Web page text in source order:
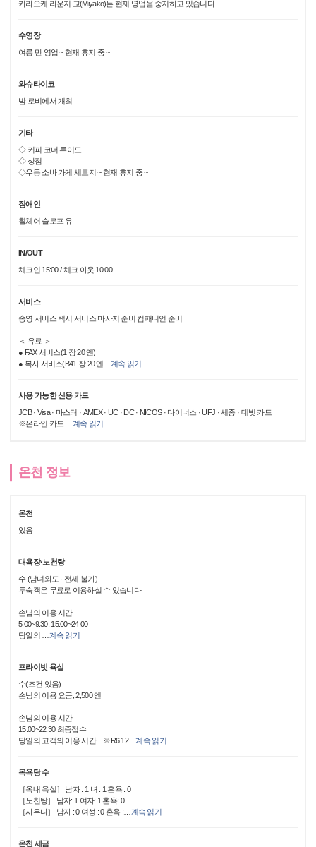
카라오케 라운지 교(Miyako)는 현재 영업을 중지하고 있습니다.
수영장
여름 만 영업 ~ 현재 휴지 중 ~
와슈타이코
밤 로비에서 개최
기타
◇ 커피 코너 루이도
◇ 상점
◇우동 소바 가게 세토지 ~ 현재 휴지 중 ~
장애인
휠체어 슬로프 유
IN/OUT
체크인 15:00 / 체크 아웃 10:00
서비스
송영 서비스 택시 서비스 마사지 준비 컴패니언 준비
＜ 유료 ＞
● FAX 서비스(1 장 20 엔)
● 복사 서비스(B41 장 20 엔
계속 읽기
사용 가능한 신용 카드
JCB · Visa · 마스터 · AMEX · UC · DC · NICOS · 다이너스 · UFJ · 세종 · 데빗 카드
※온라인 카드
계속 읽기
온천 정보
온천
있음
대욕장·노천탕
수 (남녀와도 · 전세 불가)
투숙객은 무료로 이용하실 수 있습니다
손님의 이용 시간
5:00~9:30, 15:00~24:00
당일의
계속 읽기
프라이빗 욕실
수(조건 있음)
손님의 이용 요금, 2,500 엔
손님의 이용 시간
15:00~22:30 최종접수
당일의 고객의 이용 시간 ※R6.12… 계속 읽기
목욕탕 수
［옥내 욕실］ 남자 : 1 녀 : 1 혼욕 : 0
［노천탕］ 남자: 1 여자: 1 혼욕: 0
［사우나］ 남자 : 0 여성 : 0 혼욕 :
계속 읽기
온천 세금